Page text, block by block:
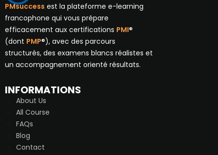
PMsuccess est la plateforme e-learning
francophone qui vous prépare
efficacement aux certifications PMI®
(dont PMP®), avec des parcours
structurés, des examens blancs réalistes et
un accompagnement orienté résultats.
INFORMATIONS
About Us
All Course
FAQs
Blog
Contact